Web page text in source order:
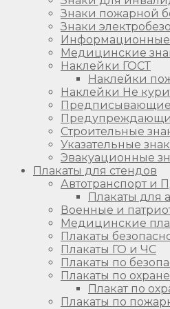
Знаки пожарной
Знаки
Информационные
Медицинские
Наклейки ГОСТ
Наклейки
Наклейки Не
Предписывающие
Строительные
Указательные
Эвакуационные
Плакаты для стендов
Автотранспорт и
Плакаты для
Военные и
Медицинские
Плакаты
Плакаты ГО и ЧС
Плакаты по
Плакаты по
Плакат по
Плакаты по